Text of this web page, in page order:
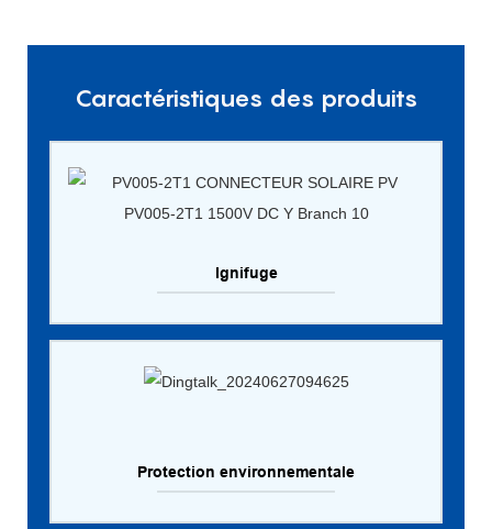
Caractéristiques des produits
Ignifuge
Protection environnementale